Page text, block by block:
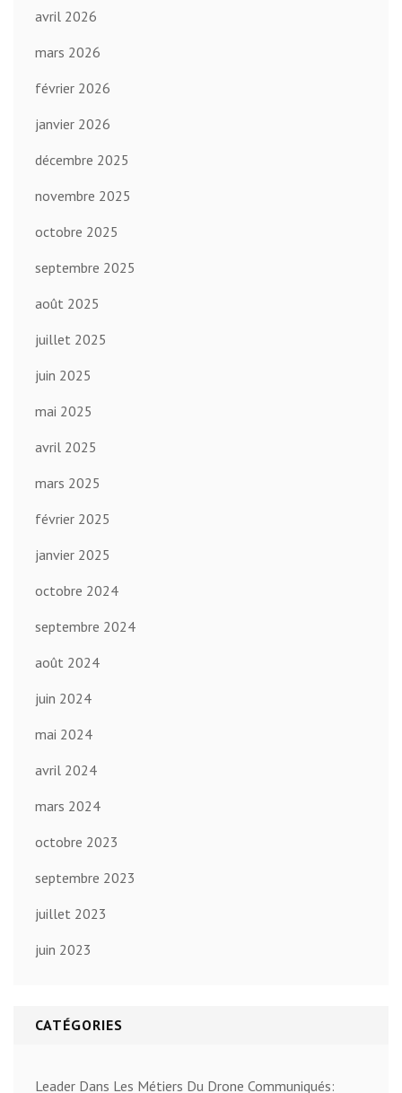
avril 2026
mars 2026
février 2026
janvier 2026
décembre 2025
novembre 2025
octobre 2025
septembre 2025
août 2025
juillet 2025
juin 2025
mai 2025
avril 2025
mars 2025
février 2025
janvier 2025
octobre 2024
septembre 2024
août 2024
juin 2024
mai 2024
avril 2024
mars 2024
octobre 2023
septembre 2023
juillet 2023
juin 2023
CATÉGORIES
Leader Dans Les Métiers Du Drone Communiqués: